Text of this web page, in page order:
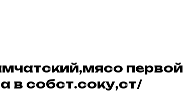
первой
в собст.соку,ст/